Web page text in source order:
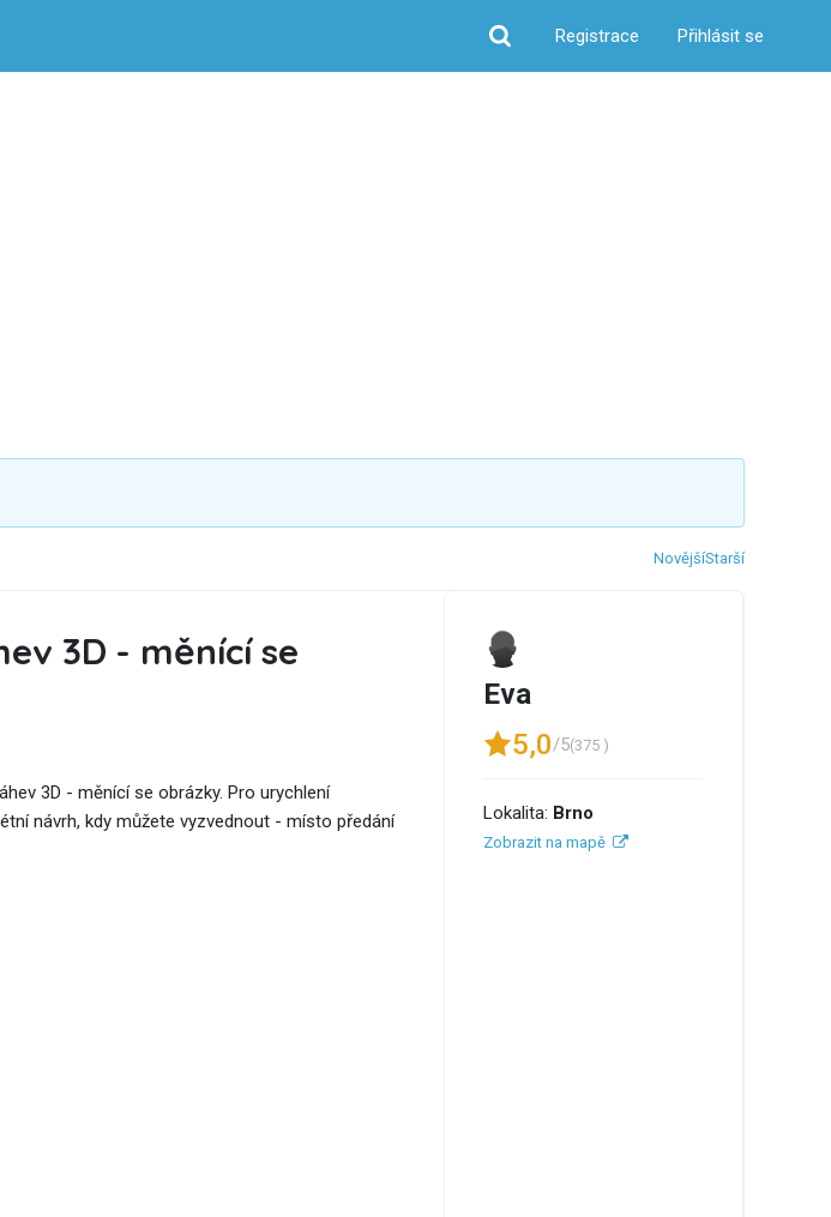
Hledat
Registrace Přihlásit se
NovějšíStarší
3D - měnící se
3D - měnící se obrázky. Pro urychlení
návrh, kdy můžete vyzvednout - místo předání
Eva
5,0/5(375 )
Lokalita: Brno
Zobrazit na mapě